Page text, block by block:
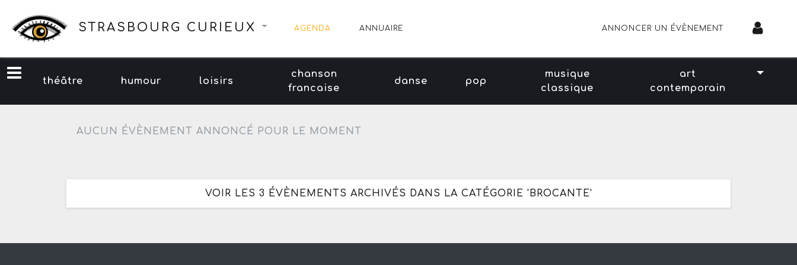
STRASBOURG CURIEUX AGENDA ANNUAIRE ANNONCER UN ÉVÈNEMENT
théâtre humour loisirs
chanson
francaise
danse pop
musique
classique
art
contemporain
AUCUN ÉVÈNEMENT ANNONCÉ POUR LE MOMENT
VOIR LES 3 ÉVÈNEMENTS ARCHIVÉS DANS LA CATÉGORIE 'BROCANTE'